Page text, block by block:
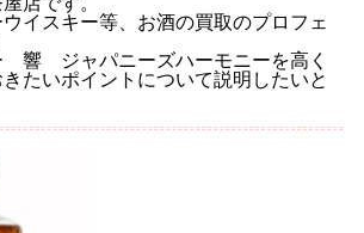
イスキー等、お酒の買取のプロフェ
響 ジャパニーズハーモニーを高く
たいポイントについて説明したいと